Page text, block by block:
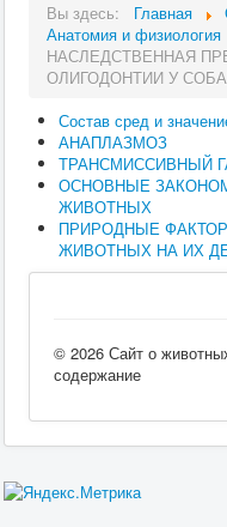
Вы здесь: Главная
Анатомия и физиология
НАСЛЕДСТВЕННАЯ
ОЛИГОДОНТИИ У
Состав сред и
АНАПЛАЗМОЗ
ТРАНСМИССИВНЫЙ
ОСНОВНЫЕ
ЖИВОТНЫХ
ПРИРОДНЫЕ
ЖИВОТНЫХ НА ИХ
© 2026 Сайт о
содержание